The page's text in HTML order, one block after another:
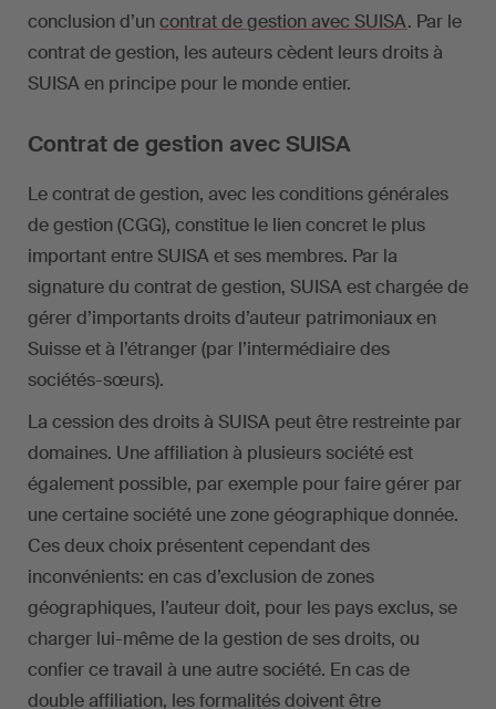
conclusion d’uncontrat de gestion avec SUISA. Par le
contrat de gestion, les auteurs cèdent leurs droits à
SUISA en principe pour le monde entier.
Contrat de gestion avec SUISA
Le contrat de gestion, avec les conditions générales
de gestion (CGG), constitue le lien concret le plus
important entre SUISA et ses membres. Par la
signature du contrat de gestion, SUISA est chargée de
gérer d’importants droits d’auteur patrimoniaux en
Suisse et à l’étranger (par l’intermédiaire des
sociétés-sœurs).
La cession des droits à SUISA peut être restreinte par
domaines. Une affiliation à plusieurs société est
également possible, par exemple pour faire gérer par
une certaine société une zone géographique donnée.
Ces deux choix présentent cependant des
inconvénients: en cas d’exclusion de zones
géographiques, l’auteur doit, pour les pays exclus, se
charger lui-même de la gestion de ses droits, ou
confier ce travail à une autre société. En cas de
double affiliation, les formalités doivent être